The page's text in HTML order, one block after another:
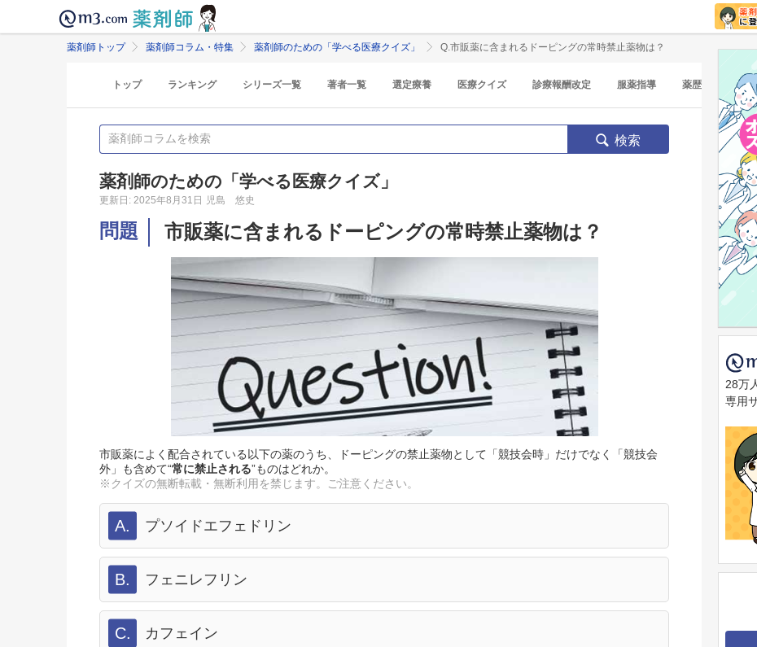
薬剤師トップ 薬剤師コラム・特集 薬剤師のための「学べる医療クイズ」 Q.市販薬に含まれるドーピングの常時禁止薬物は？
トップ ランキング シリーズ一覧 著者一覧 選定療養 医療クイズ 診療報酬改定 服薬指導 薬歴 マイ
検索
薬剤師のための「学べる医療クイズ」
更新日: 2025年8月31日 児島 悠史
問題 市販薬に含まれるドーピングの常時禁止薬物は？
市販薬によく配合されている以下の薬のうち、ドーピングの禁止薬物として「競技会時」だけでなく「競技会
外」も含めて“常に禁止される”ものはどれか。
※クイズの無断転載・無断利用を禁じます。ご注意ください。
A. プソイドエフェドリン
B. フェニレフリン
C. カフェイン
28万
専用